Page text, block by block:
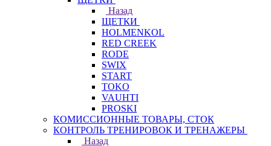
Назад
ЩЕТКИ
HOLMENKOL
RED CREEK
RODE
SWIX
START
TOKO
VAUHTI
PROSKI
КОМИССИОННЫЕ ТОВАРЫ, СТОК
КОНТРОЛЬ ТРЕНИРОВОК И ТРЕНАЖЕРЫ
Назад